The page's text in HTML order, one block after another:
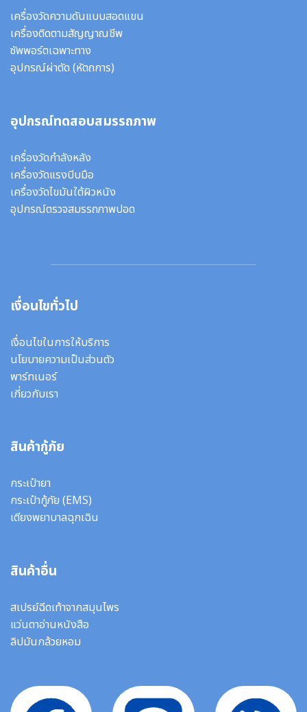
เครื่องวัดความดันแบบสอดแขน
เครื่องติดตามสัญญาณชีพ
ซัพพอร์ตเฉพาะทาง
อุปกรณ์ผ่าตัด (หัตถการ)
อุปกรณ์ทดสอบสมรรถภาพ
เครื่องวัดกำลังหลัง
เครื่องวัดแรงบีบมือ
เครื่องวัดไขมันใต้ผิวหนัง
อุปกรณ์ตรวจสมรรถภาพปอด
เงื่อนไขทั่วไป
เงื่อนไขในการให้บริการ
นโยบายความเป็นส่วนตัว
พาร์ทเนอร์
เกี่ยวกับเรา
สินค้ากู้ภัย
กระเป๋ายา
กระเป๋ากู้ภัย (EMS)
เตียงพยาบาลฉุกเฉิน
สินค้าอื่น
สเปรย์ฉีดเท้าจากสมุนไพร
แว่นตาอ่านหนังสือ
ลิปมันกล้วยหอม